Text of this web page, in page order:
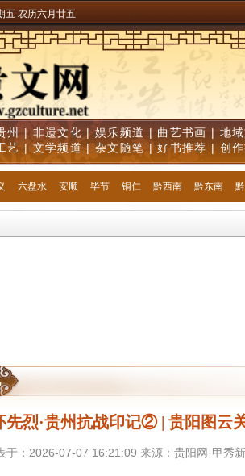
五 农历六月廿五
州|非遗文化 |娱乐频道 | 曲艺书画 | 地
艺 |文学频道|杂文随笔 |好书推荐 | 创
六盘水 安顺 毕节 铜仁 黔西南 黔东南
先烈·贵州抗战印记② | 贵阳图云
于：2026-07-07 16:21:09 来源：贵阳网·甲秀